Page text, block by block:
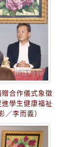
合作儀式象徵
學生健康福祉
李而義）